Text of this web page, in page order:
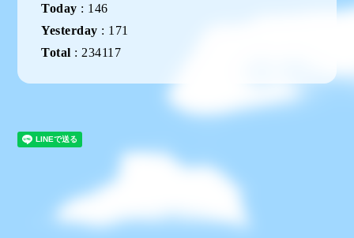
Today : 146
Yesterday : 171
Total : 234117